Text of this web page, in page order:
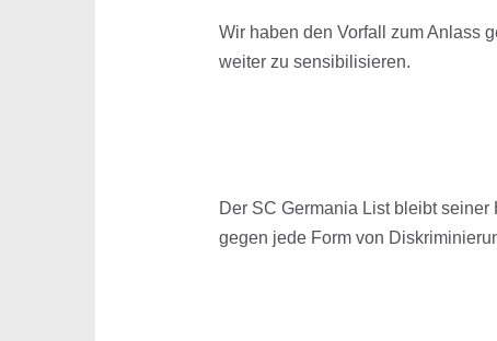
Wir haben den Vorfall zum Anlass
weiter zu sensibilisieren.
Der SC Germania List bleibt
gegen jede Form von